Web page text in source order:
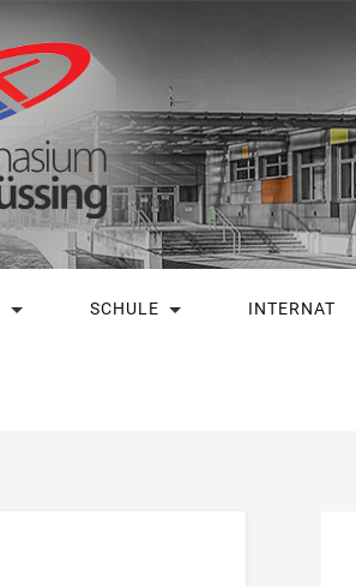
SCHULE INTERNAT